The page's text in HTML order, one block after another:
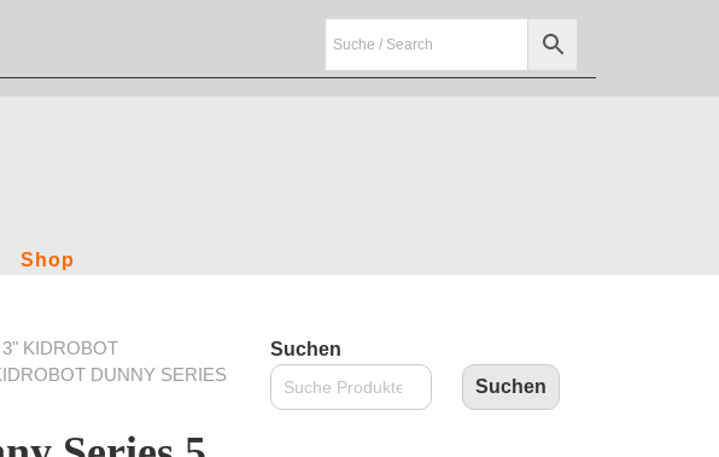
Shop
3" KIDROBOT
DUNNY SERIES
Suchen
Suchen